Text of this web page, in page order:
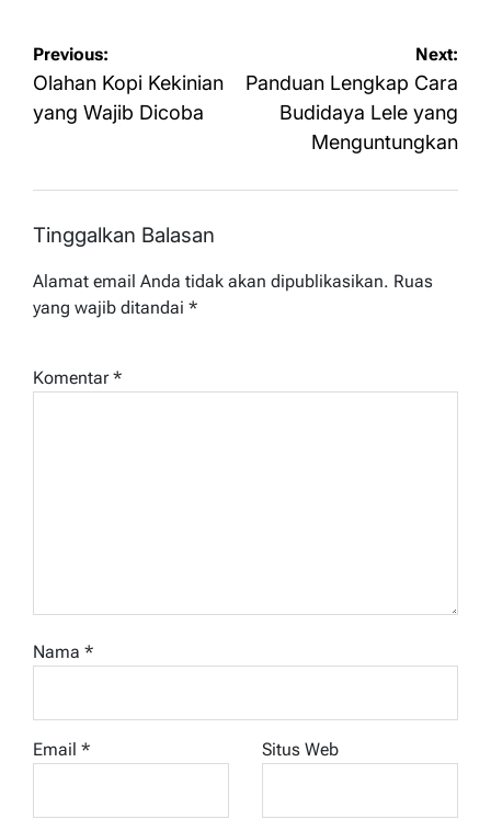
Navigasi
pos
Previous:
Olahan Kopi Kekinian
yang Wajib Dicoba
Next:
Panduan Lengkap Cara
Budidaya Lele yang
Menguntungkan
Tinggalkan Balasan
Alamat email Anda tidak akan dipublikasikan. Ruas
yang wajib ditandai *
Komentar*
Nama *
Email * Situs Web